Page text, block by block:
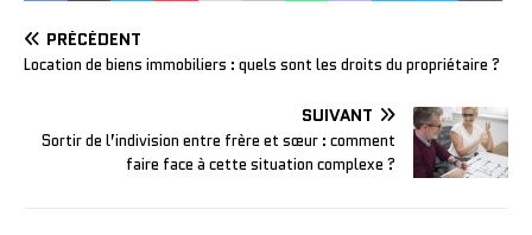
PRÉCÉDENT
Location de biens immobiliers : quels sont les droits du propriétaire ?
SUIVANT
Sortir de l’indivision entre frère et sœur : comment
faire face à cette situation complexe ?